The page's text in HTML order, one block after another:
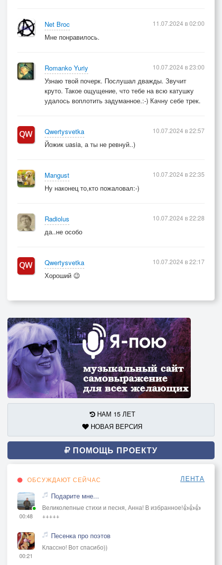
Net Broc
Мне понравилось.
11.07.2024 в 02:00
Romanko Yuriy
Узнаю твой почерк. Послушал дважды. Звучит
круто. Такое ощущение, что тебе на всю катушку
удалось воплотить задуманное.:-) Качну себе трек.
10.07.2024 в 23:00
Qwertysvetka
Йожик uasia, а ты не ревнуй..)
10.07.2024 в 22:57
Mangust
Ну наконец то,кто пожаловал:-)
10.07.2024 в 22:35
Radiolus
да..не особо
10.07.2024 в 22:28
Qwertysvetka
Хороший 😉
10.07.2024 в 22:17
НАМ 15 ЛЕТ
НОВАЯ ВЕРСИЯ
ПОМОЩЬ ПРОЕКТУ
ОБСУЖДАЮТ СЕЙЧАС ЛЕНТА
00:48
Подарите мне...
Великолепные стихи и песня, Анна! В избранное!👍👍👍
+++++
00:21
Песенка про поэтов
Классно! Вот спасибо))